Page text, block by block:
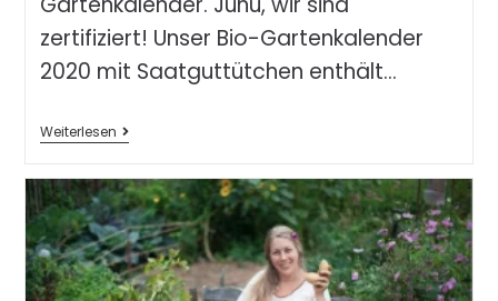
zertifiziert! Unser Bio-Gartenkalender
2020 mit Saatguttütchen enthält…
Weiterlesen